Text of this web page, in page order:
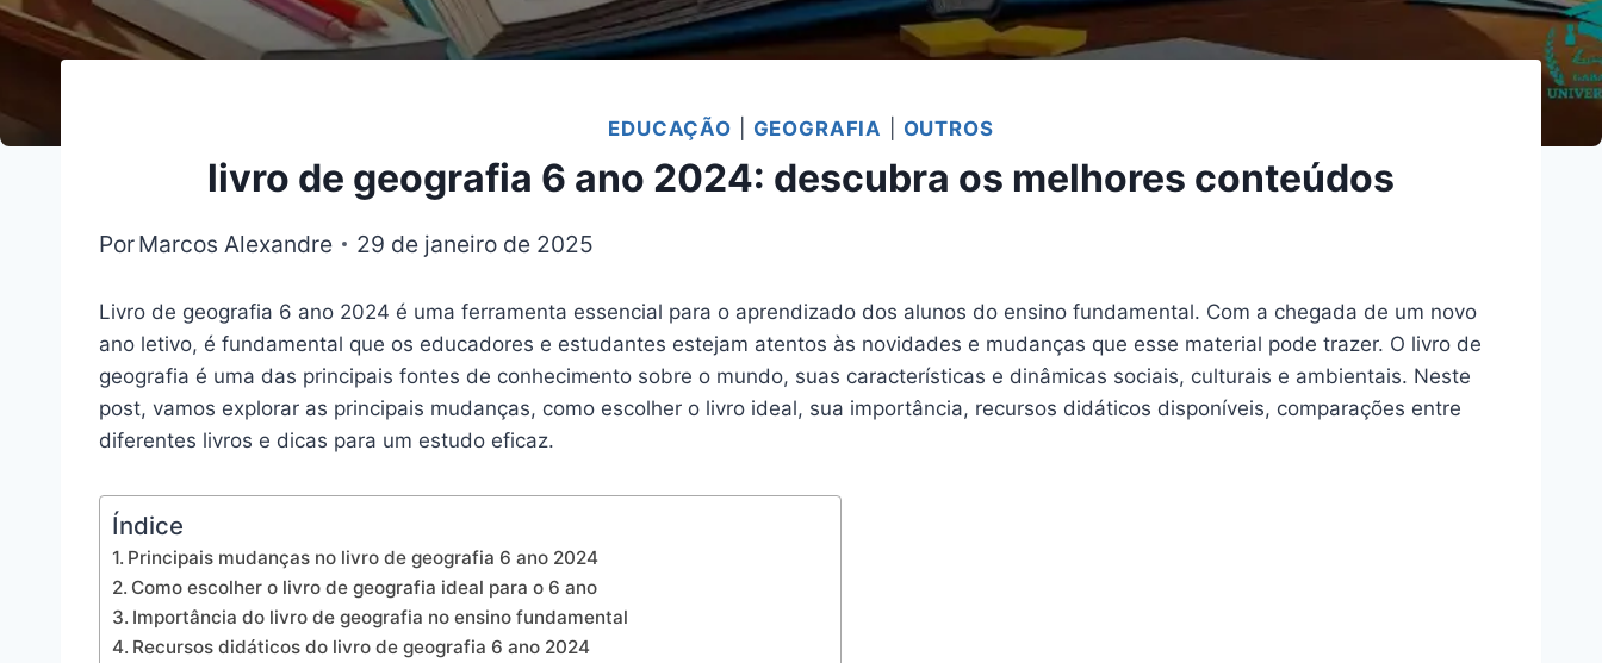
EDUCAÇÃO GEOGRAFIA OUTROS
livro de geografia 6 ano 2024: descubra os melhores conteúdos
PorMarcos Alexandre 29 de janeiro de 2025
Livro de geografia 6 ano 2024 é uma ferramenta essencial para o aprendizado dos alunos do ensino fundamental. Com a chegada de um novo
ano letivo, é fundamental que os educadores e estudantes estejam atentos às novidades e mudanças que esse material pode trazer. O livro de
geografia é uma das principais fontes de conhecimento sobre o mundo, suas características e dinâmicas sociais, culturais e ambientais. Neste
post, vamos explorar as principais mudanças, como escolher o livro ideal, sua importância, recursos didáticos disponíveis, comparações entre
diferentes livros e dicas para um estudo eficaz.
Índice
Principais mudanças no livro de geografia 6 ano 2024
Como escolher o livro de geografia ideal para o 6 ano
Importância do livro de geografia no ensino fundamental
Recursos didáticos do livro de geografia 6 ano 2024